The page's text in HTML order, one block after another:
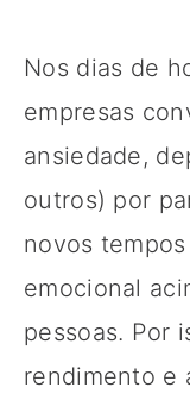
Nos dias de
empresas
ansiedade,
outros) por
novos
emocional
pessoas. Por
rendimento e